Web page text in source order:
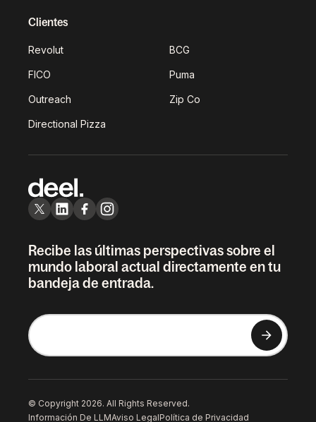
Clientes
Revolut BCG
FICO Puma
Outreach Zip Co
Directional Pizza
Recibe las últimas perspectivas sobre el
mundo laboral actual directamente en tu
bandeja de entrada.
© Copyright 2026. All Rights Reserved.
Información De LLMAviso LegalPolítica de Privacidad